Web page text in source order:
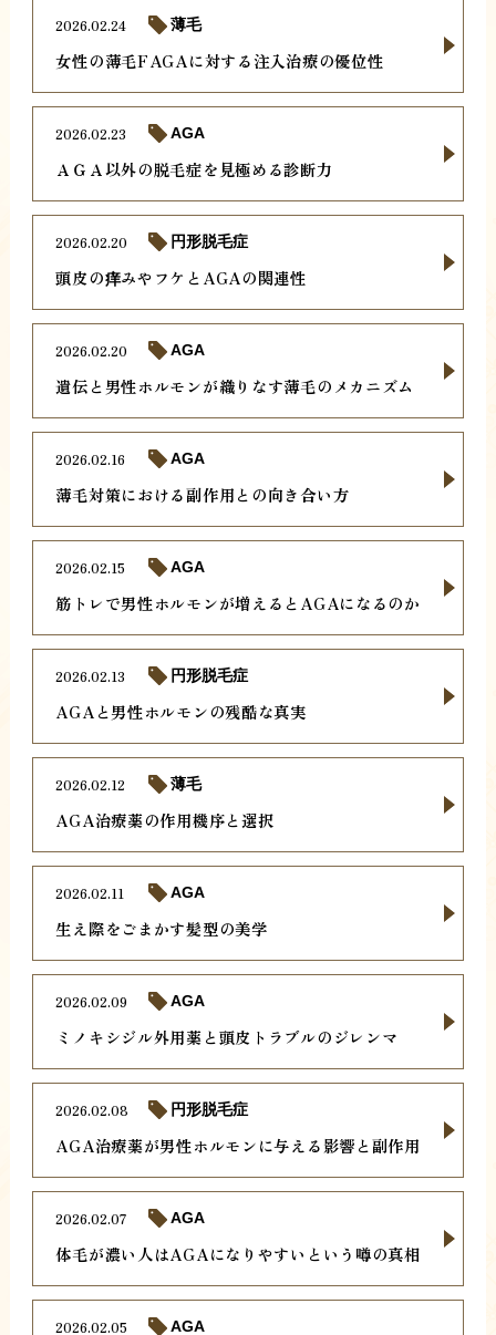
女性の薄毛FAGAに対する注入治療の優位性
2026.02.24 薄毛
ＡＧＡ以外の脱毛症を見極める診断力
2026.02.23 AGA
頭皮の痒みやフケとAGAの関連性
2026.02.20 円形脱毛症
遺伝と男性ホルモンが織りなす薄毛のメカニズム
2026.02.20 AGA
薄毛対策における副作用との向き合い方
2026.02.16 AGA
筋トレで男性ホルモンが増えるとAGAになるのか
2026.02.15 AGA
AGAと男性ホルモンの残酷な真実
2026.02.13 円形脱毛症
AGA治療薬の作用機序と選択
2026.02.12 薄毛
生え際をごまかす髪型の美学
2026.02.11 AGA
ミノキシジル外用薬と頭皮トラブルのジレンマ
2026.02.09 AGA
AGA治療薬が男性ホルモンに与える影響と副作用
2026.02.08 円形脱毛症
体毛が濃い人はAGAになりやすいという噂の真相
2026.02.07 AGA
2026.02.05 AGA